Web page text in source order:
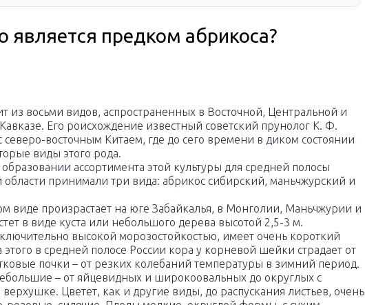
является предком абрикоса?
из восьми видов, аспространенных в Восточной, Центральной и
Его роисхождение известный советский прунолог К. Ф.
северо-восточным Китаем, где до сего времени в диком состоянии
виды этого рода.
ассортимента этой культуры для средней полосы
области принимали три вида: абрикос сибирский, маньчжурский и
виде произрастает на юге Забайкалья, в Монголии, Маньчжурии и
в виде куста или небольшого дерева высотой 2,5-3 м.
высокой морозостойкостью, имеет очень короткий
в средней полосе России кора у корневой шейки страдает от
почки – от резких колебаний температуры в зимний период.
– от яйцевидных и широкоовальных до округлых с
Цветет, как и другие виды, до распускания листьев, очень